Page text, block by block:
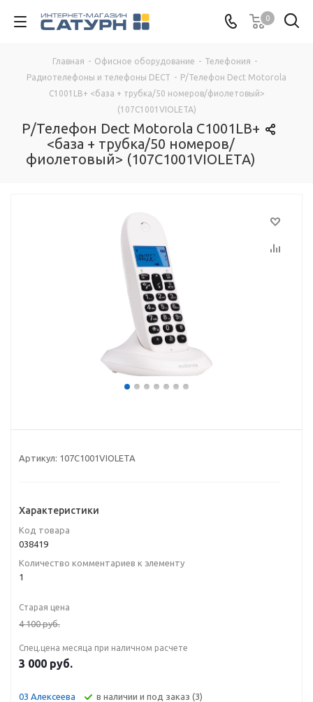
0
Главная - Офисное оборудование - Телефония -
Радиотелефоны и телефоны DECT - Р/Телефон Dect Motorola
C1001LB+ <база + трубка/50 номеров/фиолетовый>
(107C1001VIOLETA)
Р/Телефон Dect Motorola C1001LB+
<база + трубка/50 номеров/
фиолетовый> (107C1001VIOLETA)
Артикул: 107C1001VIOLETA
Характеристики
Код товара
038419
Количество комментариев к элементу
1
Старая цена
4 100руб.
Спец.цена месяца при наличном расчете
3 000 руб.
03 Алексеева В наличии и под заказ (3)